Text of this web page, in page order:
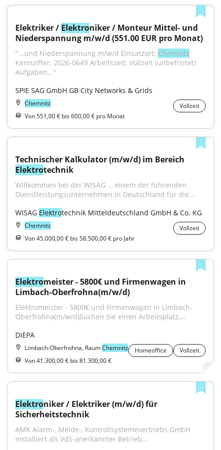
Elektriker / Elektroniker / Monteur Mittel- und
Niederspannung m/w/d (551.00 EUR pro Monat)
"...und Niederspannung m/w/d Einsatzort: Chemnitz
Kennziffer: 2026-0649 Arbeitszeit: Vollzeit (unbefristet)
Aufgaben..."
SPIE SAG GmbH GB City Networks & Grids
Chemnitz
Vollzeit
Von 551,00 € bis 600,00 € pro Monat
Elektrotechnik
Willkommen bei der WISAG … einem der führenden
Dienstleistungsunternehmen in Deutschland für die...
WISAG Elektrotechnik Mitteldeutschland GmbH & Co. KG
Chemnitz
Vollzeit
Von 45.000,00 € bis 58.500,00 € pro Jahr
Elektromeister - 5800€ und Firmenwagen in
Limbach-Oberfrohna(m/w/d)
Elektromeister - 5800€ und Firmenwagen in Limbach-
Oberfrohna(m/w/d)Suchen Sie einen Arbeitsplatz,...
DIEPA
Limbach-Oberfrohna, RaumChemnitz Homeoffice
Vollzeit
Von 41.300,00 € bis 81.300,00 €
Elektroniker / Elektriker (m/w/d) für
Sicherheitstechnik
AMK Alarm-, Melde-, Kontrollsystemevertriebs GmbH
installiert als VdS-anerkannter Betrieb...